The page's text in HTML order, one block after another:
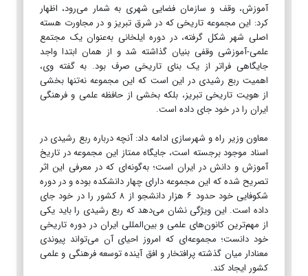
آموزش، وقف و سازمان فضایی شهری به شمار می‌رود، اظهار
کرد: این مجموعه تاریخی که در شرق تبریز و در مجاورت هسته
اصلی شهر شکل گرفته، در دوره ایلخانی به‌عنوان یک مجتمع
علمی-آموزشی وقفی بنیان گذاشته شد و از همان ابتدا واجد
جایگاهی فراتر از یک بنای تاریخی صرف بود. به گفته وی،
اهمیت ربع رشیدی در این است که این مجموعه نه‌تنها بخشی
از هویت تاریخی تبریز، بلکه بخشی از حافظه علمی و فرهنگی
ایران را در خود جای داده است.
معاون وزیر راه و شهرسازی ادامه داد: آنچه درباره ربع رشیدی در
اسناد موجود برجسته است، جایگاه ممتاز این مجموعه در تاریخ
آموزش و دانش در ایران است؛ به‌گونه‌ای که در معرفی این اثر
تصریح شده که این مجموعه دارای چهار دانشکده بوده و در دوره
شکوفایی خود حدود ۶ هزار دانشجو از ۸ کشور را در خود جای
داده است. این ویژگی نشان می‌دهد که ربع رشیدی را باید یکی
از مهم‌ترین کانون‌های علمی و بین‌المللی ایران در دوره تاریخی
خود دانست؛ مجموعه‌ای که امروز احیای آن می‌تواند پیوندی
معنادار میان گذشته پرافتخار و افق آینده توسعه فرهنگی و علمی
کشور ایجاد کند.